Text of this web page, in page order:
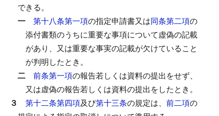
できる。
一 第十八条第一項の指定申請書又は同条第二項の
添付書類のうちに重要な事項について虚偽の記載
があり、又は重要な事実の記載が欠けていること
が判明したとき。
二 前条第一項の報告若しくは資料の提出をせず、
又は虚偽の報告若しくは資料の提出をしたとき。
３ 第十二条第四項及び第十三条の規定は、 前二項の